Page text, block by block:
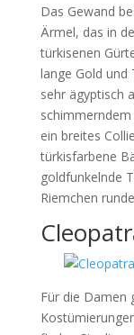
Das Gewand
Ärmel, das in
türkisenen
lange Gold und
sehr ägyptisch
ein breites
türkisfarbene
goldfunkelnde
Riemchen
Für die Damen